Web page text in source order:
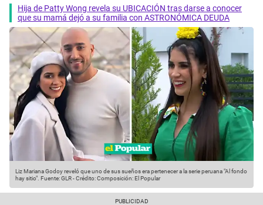
Hija de Patty Wong revela su UBICACIÓN tras darse a conocer
que su mamá dejó a su familia con ASTRONÓMICA DEUDA
Liz Mariana Godoy reveló que uno de sus sueños era pertenecer a la serie peruana "Al fondo
hay sitio". Fuente: GLR-Crédito: Composición: El Popular